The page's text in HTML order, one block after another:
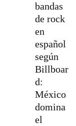
bandas
de rock
en
español
según
Billboar
d:
México
domina
el